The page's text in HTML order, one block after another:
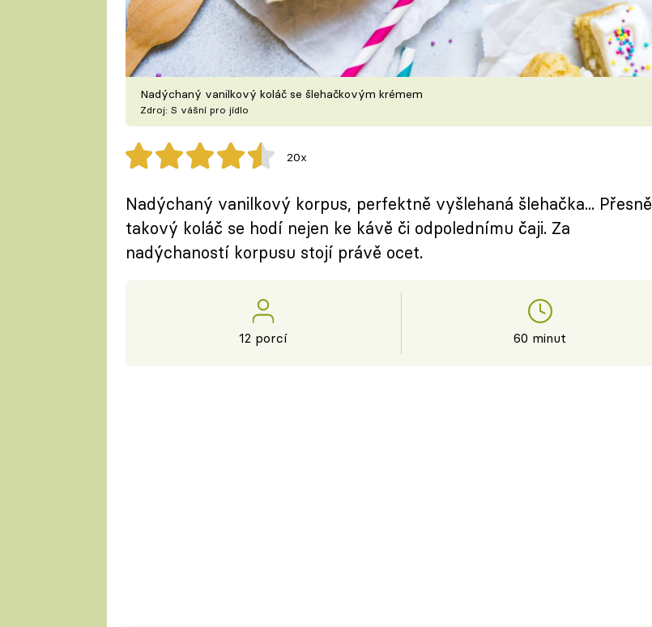
Nadýchaný vanilkový koláč se šlehačkovým krémem
Zdroj: S vášní pro jídlo
20x
Nadýchaný vanilkový korpus, perfektně vyšlehaná šlehačka... Přesně
takový koláč se hodí nejen ke kávě či odpolednímu čaji. Za
nadýchaností korpusu stojí právě ocet.
12 porcí 60 minut